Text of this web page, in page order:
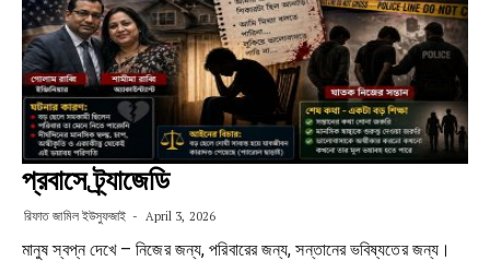
প্রবাসে ট্র্যাজেডি
রিফাত জামিল ইউসুফজাই April 3, 2026
মানুষ স্বপ্ন দেখে – নিজের জন্য, পরিবারের জন্য, সন্তানের ভবিষ্যতের জন্য।